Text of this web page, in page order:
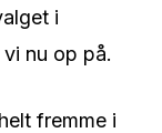
i
nu op på.
fremme i